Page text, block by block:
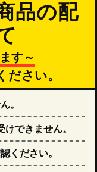
品の配
す～
ださい。
。
できません。
ください。